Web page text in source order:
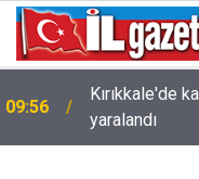
09:56
Kırıkkale'de
yaralandı